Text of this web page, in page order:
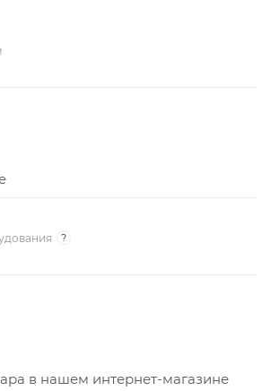
?
в нашем интернет-магазине